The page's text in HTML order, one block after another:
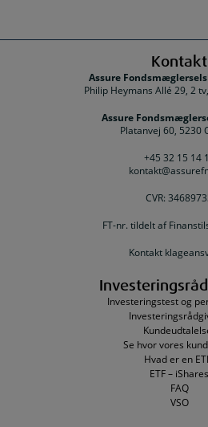
Kontakt
Assure
Philip Heymans Allé 29, 2
Assure
Platanvej 60, 5230
+45 32 15 14
CVR:
FT-nr. tildelt af
Kontakt
Investeringstest og
Se hvor vores
Hvad er en
ETF – iShares
FAQ
VSO